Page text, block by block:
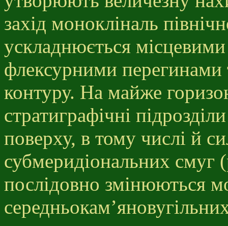
захід монокліналь
ускладнюється
флексурними перегинами
контуру. На майже
стратиграфічні
поверху, в тому числі й
субмеридіональних смуг
послідовно змінюються